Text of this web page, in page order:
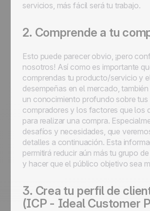
servicios, más fácil será tu trabajo.
2. Comprende a tu
Esto puede parecer obvio, ¡pero
nosotros! Así como es importante
comprendas tu producto/servicio y
desempeñas en el mercado,
un conocimiento profundo sobre tus
compradores y los factores que los
para realizar una compra.
desafíos y necesidades, que
detalles a continuación. Esta
permitirá reducir aún más tu grupo
y hacer que el público objetivo sea
3. Crea tu perfil de
(ICP - Ideal Customer